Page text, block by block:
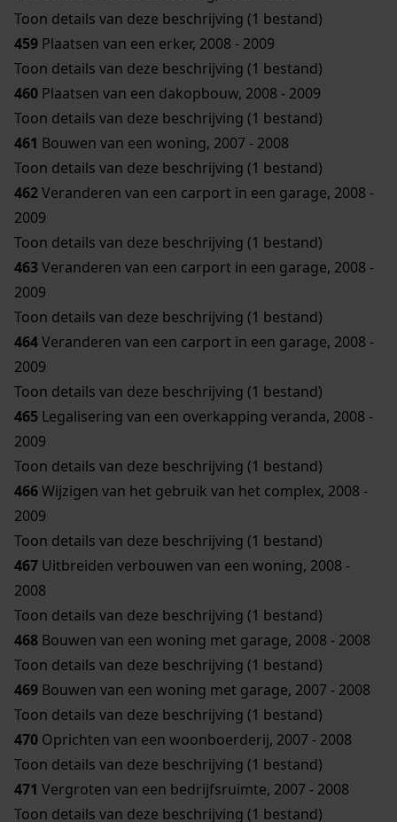
Toon details van deze beschrijving (1 bestand)
459 Plaatsen van een erker, 2008 - 2009
Toon details van deze beschrijving (1 bestand)
460 Plaatsen van een dakopbouw, 2008 - 2009
Toon details van deze beschrijving (1 bestand)
461 Bouwen van een woning, 2007 - 2008
Toon details van deze beschrijving (1 bestand)
462Veranderen van een carport in een garage, 2008 -
2009
Toon details van deze beschrijving (1 bestand)
463Veranderen van een carport in een garage, 2008 -
2009
Toon details van deze beschrijving (1 bestand)
464Veranderen van een carport in een garage, 2008 -
2009
Toon details van deze beschrijving (1 bestand)
465 Legalisering van een overkapping veranda, 2008 -
2009
Toon details van deze beschrijving (1 bestand)
466Wijzigen van het gebruik van het complex, 2008 -
2009
Toon details van deze beschrijving (1 bestand)
467 Uitbreiden verbouwen van een woning, 2008 -
2008
Toon details van deze beschrijving (1 bestand)
468 Bouwen van een woning met garage, 2008 - 2008
Toon details van deze beschrijving (1 bestand)
469 Bouwen van een woning met garage, 2007 - 2008
Toon details van deze beschrijving (1 bestand)
470 Oprichten van een woonboerderij, 2007 - 2008
Toon details van deze beschrijving (1 bestand)
471 Vergroten van een bedrijfsruimte, 2007 - 2008
Toon details van deze beschrijving (1 bestand)